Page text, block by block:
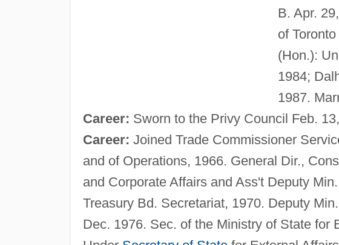
B. Apr.
of
(Hon.):
1984;
1987.
Career: Sworn to the Privy Council Feb.
Career: Joined Trade Commissioner
and of Operations, 1966. General Dir.,
and Corporate Affairs and Ass't Deputy
Treasury Bd. Secretariat, 1970. Deputy
Dec. 1976. Sec. of the Ministry of State for